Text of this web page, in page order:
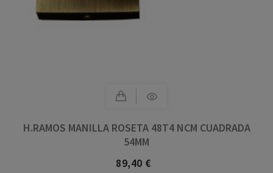
H.RAMOS MANILLA ROSETA 48T4 NCM CUADRADA
54MM
Precio
89,40 €